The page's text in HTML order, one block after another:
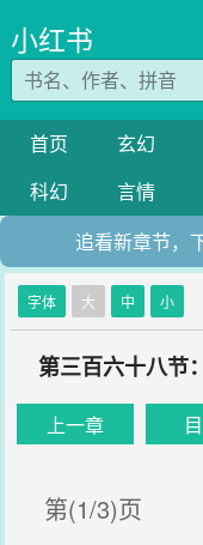
小红书
首页 玄幻
科幻
言情
追看新章节，
字体 大 中 小
第三百六十八节
上一章
第(1/3)页